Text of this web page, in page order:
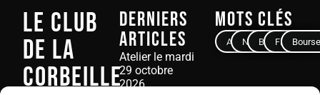
Le Club
de La
Corbeille
Derniers
articles
Atelier le mardi
29 octobre
2026
Mots clés
AvocatNotaireBanqueFinance